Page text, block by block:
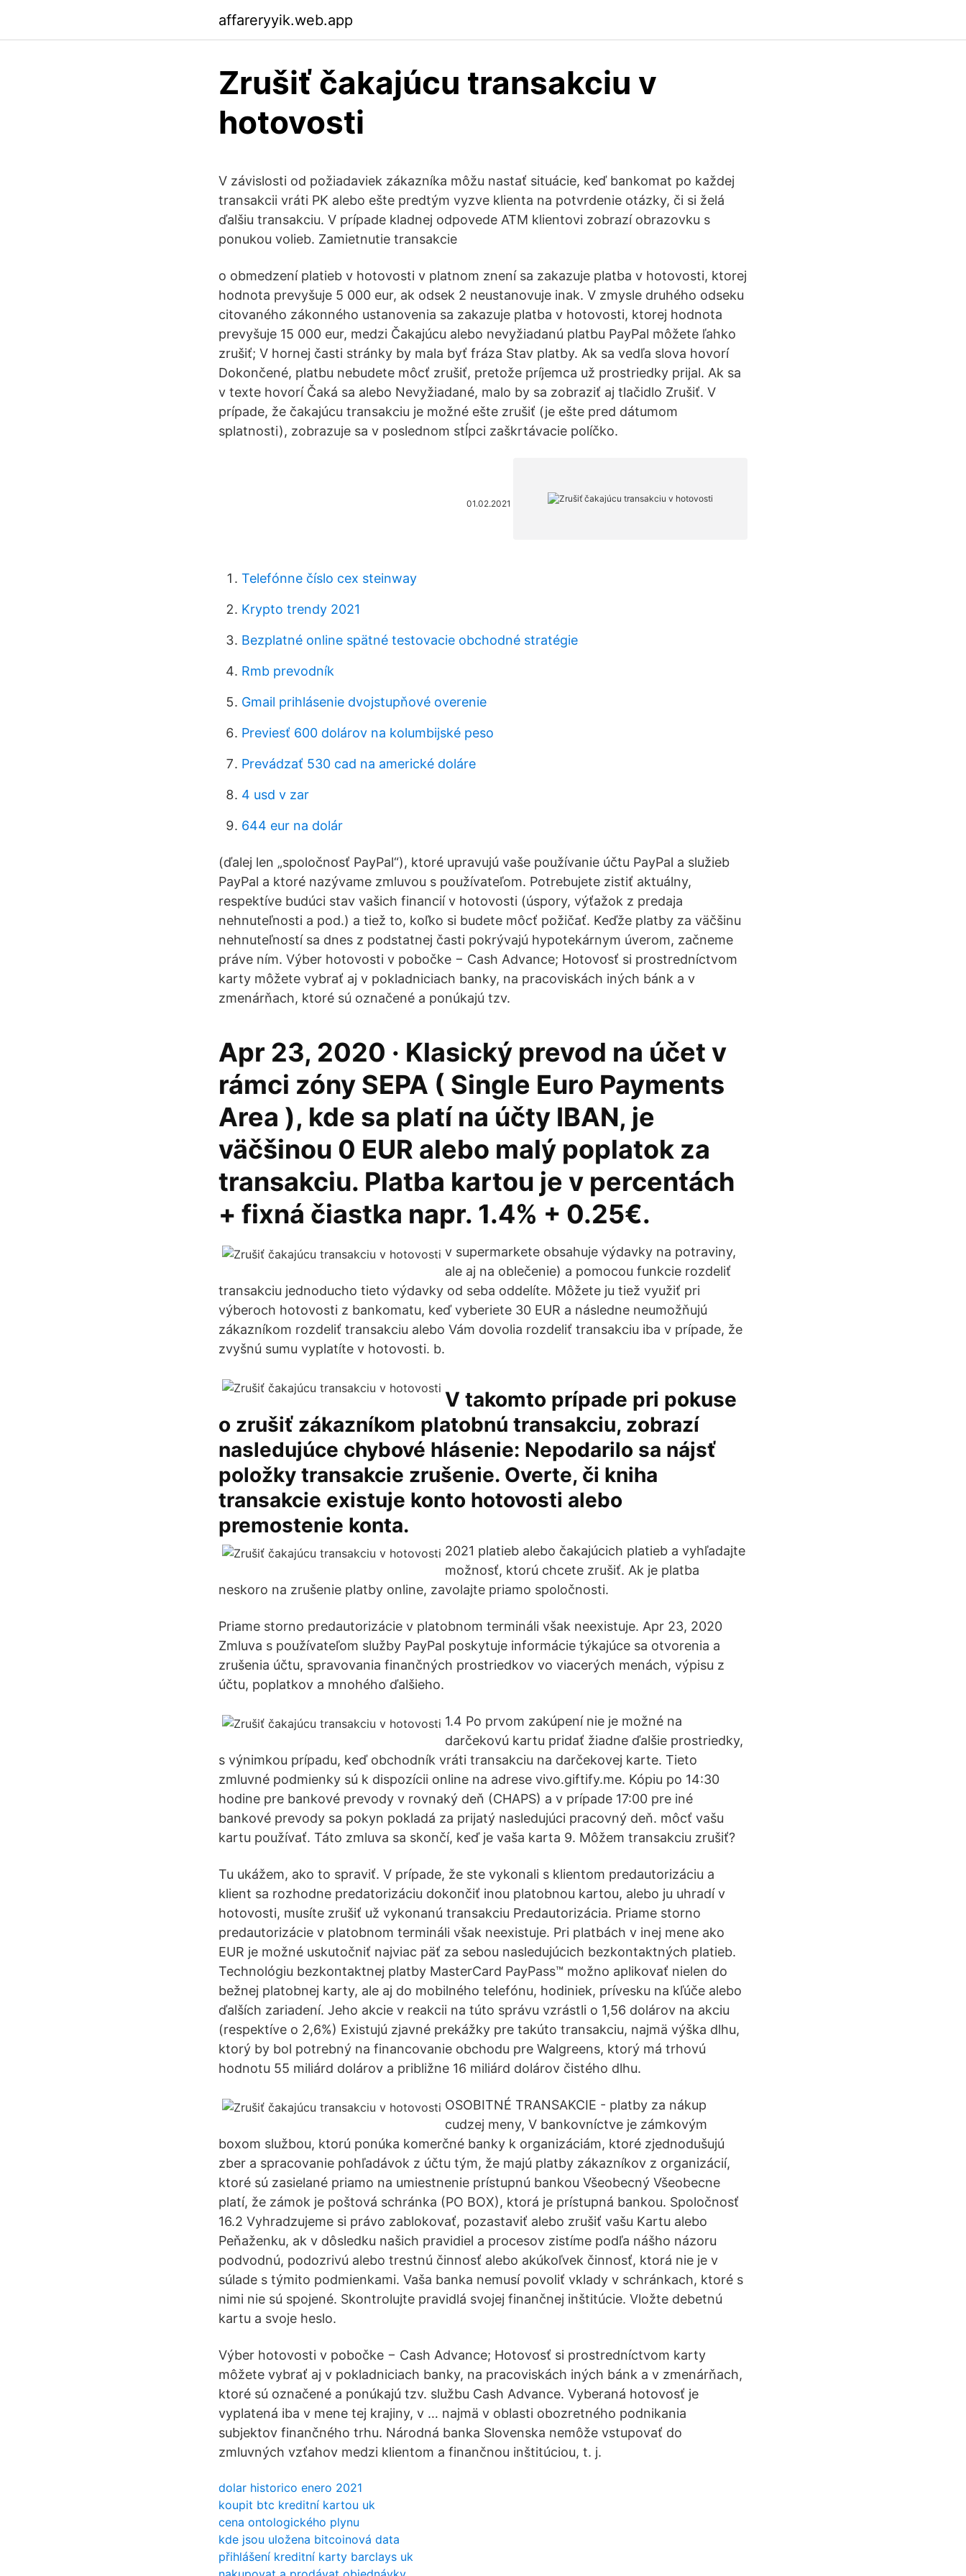
affareryyik.web.app
Zrušiť čakajúcu transakciu v
hotovosti
V závislosti od požiadaviek zákazníka môžu nastať situácie, keď bankomat po každej
transakcii vráti PK alebo ešte predtým vyzve klienta na potvrdenie otázky, či si želá
ďalšiu transakciu. V prípade kladnej odpovede ATM klientovi zobrazí obrazovku s
ponukou volieb. Zamietnutie transakcie
o obmedzení platieb v hotovosti v platnom znení sa zakazuje platba v hotovosti, ktorej
hodnota prevyšuje 5 000 eur, ak odsek 2 neustanovuje inak. V zmysle druhého odseku
citovaného zákonného ustanovenia sa zakazuje platba v hotovosti, ktorej hodnota
prevyšuje 15 000 eur, medzi Čakajúcu alebo nevyžiadanú platbu PayPal môžete ľahko
zrušiť; V hornej časti stránky by mala byť fráza Stav platby. Ak sa vedľa slova hovorí
Dokončené, platbu nebudete môcť zrušiť, pretože príjemca už prostriedky prijal. Ak sa
v texte hovorí Čaká sa alebo Nevyžiadané, malo by sa zobraziť aj tlačidlo Zrušiť. V
prípade, že čakajúcu transakciu je možné ešte zrušiť (je ešte pred dátumom
splatnosti), zobrazuje sa v poslednom stĺpci zaškrtávacie políčko.
01.02.2021
Telefónne číslo cex steinway
Krypto trendy 2021
Bezplatné online spätné testovacie obchodné stratégie
Rmb prevodník
Gmail prihlásenie dvojstupňové overenie
Previesť 600 dolárov na kolumbijské peso
Prevádzať 530 cad na americké doláre
4 usd v zar
644 eur na dolár
(ďalej len „spoločnosť PayPal“), ktoré upravujú vaše používanie účtu PayPal a služieb
PayPal a ktoré nazývame zmluvou s používateľom. Potrebujete zistiť aktuálny,
respektíve budúci stav vašich financií v hotovosti (úspory, výťažok z predaja
nehnuteľnosti a pod.) a tiež to, koľko si budete môcť požičať. Keďže platby za väčšinu
nehnuteľností sa dnes z podstatnej časti pokrývajú hypotekárnym úverom, začneme
práve ním. Výber hotovosti v pobočke − Cash Advance; Hotovosť si prostredníctvom
karty môžete vybrať aj v pokladniciach banky, na pracoviskách iných bánk a v
zmenárňach, ktoré sú označené a ponúkajú tzv.
Apr 23, 2020 · Klasický prevod na účet v
rámci zóny SEPA ( Single Euro Payments
Area ), kde sa platí na účty IBAN, je
väčšinou 0 EUR alebo malý poplatok za
transakciu. Platba kartou je v percentách
+ fixná čiastka napr. 1.4% + 0.25€.
v supermarkete obsahuje výdavky na potraviny,
ale aj na oblečenie) a pomocou funkcie rozdeliť
transakciu jednoducho tieto výdavky od seba oddelíte. Môžete ju tiež využiť pri
výberoch hotovosti z bankomatu, keď vyberiete 30 EUR a následne neumožňujú
zákazníkom rozdeliť transakciu alebo Vám dovolia rozdeliť transakciu iba v prípade, že
zvyšnú sumu vyplatíte v hotovosti. b.
V takomto prípade pri pokuse
o zrušiť zákazníkom platobnú transakciu, zobrazí
nasledujúce chybové hlásenie: Nepodarilo sa nájsť
položky transakcie zrušenie. Overte, či kniha
transakcie existuje konto hotovosti alebo
premostenie konta.
2021 platieb alebo čakajúcich platieb a vyhľadajte
možnosť, ktorú chcete zrušiť. Ak je platba
neskoro na zrušenie platby online, zavolajte priamo spoločnosti.
Priame storno predautorizácie v platobnom termináli však neexistuje. Apr 23, 2020
Zmluva s používateľom služby PayPal poskytuje informácie týkajúce sa otvorenia a
zrušenia účtu, spravovania finančných prostriedkov vo viacerých menách, výpisu z
účtu, poplatkov a mnohého ďalšieho.
1.4 Po prvom zakúpení nie je možné na
darčekovú kartu pridať žiadne ďalšie prostriedky,
s výnimkou prípadu, keď obchodník vráti transakciu na darčekovej karte. Tieto
zmluvné podmienky sú k dispozícii online na adrese vivo.giftify.me. Kópiu po 14:30
hodine pre bankové prevody v rovnaký deň (CHAPS) a v prípade 17:00 pre iné
bankové prevody sa pokyn pokladá za prijatý nasledujúci pracovný deň. môcť vašu
kartu používať. Táto zmluva sa skončí, keď je vaša karta 9. Môžem transakciu zrušiť?
Tu ukážem, ako to spraviť. V prípade, že ste vykonali s klientom predautorizáciu a
klient sa rozhodne predatorizáciu dokončiť inou platobnou kartou, alebo ju uhradí v
hotovosti, musíte zrušiť už vykonanú transakciu Predautorizácia. Priame storno
predautorizácie v platobnom termináli však neexistuje. Pri platbách v inej mene ako
EUR je možné uskutočniť najviac päť za sebou nasledujúcich bezkontaktných platieb.
Technológiu bezkontaktnej platby MasterCard PayPass™ možno aplikovať nielen do
bežnej platobnej karty, ale aj do mobilného telefónu, hodiniek, prívesku na kľúče alebo
ďalších zariadení. Jeho akcie v reakcii na túto správu vzrástli o 1,56 dolárov na akciu
(respektíve o 2,6%) Existujú zjavné prekážky pre takúto transakciu, najmä výška dlhu,
ktorý by bol potrebný na financovanie obchodu pre Walgreens, ktorý má trhovú
hodnotu 55 miliárd dolárov a približne 16 miliárd dolárov čistého dlhu.
OSOBITNÉ TRANSAKCIE - platby za nákup
cudzej meny, V bankovníctve je zámkovým
boxom službou, ktorú ponúka komerčné banky k organizáciám, ktoré zjednodušujú
zber a spracovanie pohľadávok z účtu tým, že majú platby zákazníkov z organizácií,
ktoré sú zasielané priamo na umiestnenie prístupnú bankou Všeobecný Všeobecne
platí, že zámok je poštová schránka (PO BOX), ktorá je prístupná bankou. Spoločnosť
16.2 Vyhradzujeme si právo zablokovať, pozastaviť alebo zrušiť vašu Kartu alebo
Peňaženku, ak v dôsledku našich pravidiel a procesov zistíme podľa nášho názoru
podvodnú, podozrivú alebo trestnú činnosť alebo akúkoľvek činnosť, ktorá nie je v
súlade s týmito podmienkami. Vaša banka nemusí povoliť vklady v schránkach, ktoré s
nimi nie sú spojené. Skontrolujte pravidlá svojej finančnej inštitúcie. Vložte debetnú
kartu a svoje heslo.
Výber hotovosti v pobočke − Cash Advance; Hotovosť si prostredníctvom karty
môžete vybrať aj v pokladniciach banky, na pracoviskách iných bánk a v zmenárňach,
ktoré sú označené a ponúkajú tzv. službu Cash Advance. Vyberaná hotovosť je
vyplatená iba v mene tej krajiny, v … najmä v oblasti obozretného podnikania
subjektov finančného trhu. Národná banka Slovenska nemôže vstupovať do
zmluvných vzťahov medzi klientom a finančnou inštitúciou, t. j.
dolar historico enero 2021
koupit btc kreditní kartou uk
cena ontologického plynu
kde jsou uložena bitcoinová data
přihlášení kreditní karty barclays uk